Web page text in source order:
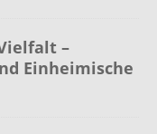
–
Einheimische